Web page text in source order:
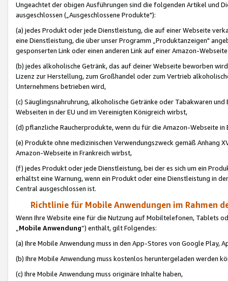
Ungeachtet der obigen Ausführungen sind die folgenden Artikel und
ausgeschlossen („Ausgeschlossene Produkte"):
(a) jedes Produkt oder jede Dienstleistung, die auf einer Webseite
eine Dienstleistung, die über unser Programm „Produktanzeigen"
gesponserten Link oder einen anderen Link auf einer Amazon-
(b) jedes alkoholische Getränk, das auf deiner Webseite beworben
Lizenz zur Herstellung, zum Großhandel oder zum Vertrieb
Unternehmens betrieben wird,
(c) Säuglingsnahruhrung, alkoholische Getränke oder Tabakwaren
Webseiten in der EU und im Vereinigten Königreich wirbst,
(d) pflanzliche Raucherprodukte, wenn du für die Amazon-Webseite in
(e) Produkte ohne medizinischen Verwendungszweck gemäß Anhang
Amazon-Webseite in Frankreich wirbst,
(f) jedes Produkt oder jede Dienstleistung, bei der es sich um ein
erhältst eine Warnung, wenn ein Produkt oder eine Dienstleistung in
Central ausgeschlossen ist.
Richtlinie für Mobile Anwendungen im Rahmen
Wenn Ihre Website eine für die Nutzung auf Mobiltelefonen, Tablets
„Mobile Anwendung“) enthält, gilt Folgendes:
(a) Ihre Mobile Anwendung muss in den App-Stores von Google Play,
(b) Ihre Mobile Anwendung muss kostenlos heruntergeladen werden
(c) Ihre Mobile Anwendung muss originäre Inhalte haben,